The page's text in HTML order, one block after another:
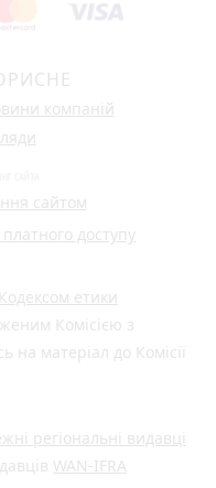
компаній
сайтом
доступу
етики
Комісією з
матеріал до Комісії
регіональні видавці
WAN-IFRA